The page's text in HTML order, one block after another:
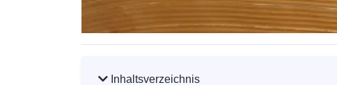
Inhaltsverzeichnis